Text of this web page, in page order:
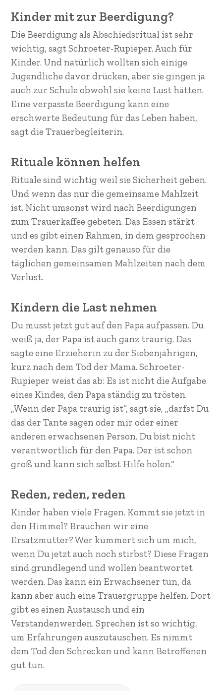
Kinder mit zur Beerdigung?
Die Beerdigung als Abschiedsritual ist sehr
wichtig, sagt Schroeter-Rupieper. Auch für
Kinder. Und natürlich wollten sich einige
Jugendliche davor drücken, aber sie gingen ja
auch zur Schule obwohl sie keine Lust hätten.
Eine verpasste Beerdigung kann eine
erschwerte Bedeutung für das Leben haben,
sagt die Trauerbegleiterin.
Rituale können helfen
Rituale sind wichtig weil sie Sicherheit geben.
Und wenn das nur die gemeinsame Mahlzeit
ist. Nicht umsonst wird nach Beerdigungen
zum Trauerkaffee gebeten. Das Essen stärkt
und es gibt einen Rahmen, in dem gesprochen
werden kann. Das gilt genauso für die
täglichen gemeinsamen Mahlzeiten nach dem
Verlust.
Kindern die Last nehmen
Du musst jetzt gut auf den Papa aufpassen. Du
weiß ja, der Papa ist auch ganz traurig. Das
sagte eine Erzieherin zu der Siebenjährigen,
kurz nach dem Tod der Mama. Schroeter-
Rupieper weist das ab: Es ist nicht die Aufgabe
eines Kindes, den Papa ständig zu trösten.
„Wenn der Papa traurig ist“, sagt sie, „darfst Du
das der Tante sagen oder mir oder einer
anderen erwachsenen Person. Du bist nicht
verantwortlich für den Papa. Der ist schon
groß und kann sich selbst Hilfe holen.“
Reden, reden, reden
Kinder haben viele Fragen. Kommt sie jetzt in
den Himmel? Brauchen wir eine
Ersatzmutter? Wer kümmert sich um mich,
wenn Du jetzt auch noch stirbst? Diese Fragen
sind grundlegend und wollen beantwortet
werden. Das kann ein Erwachsener tun, da
kann aber auch eine Trauergruppe helfen. Dort
gibt es einen Austausch und ein
Verstandenwerden. Sprechen ist so wichtig,
um Erfahrungen auszutauschen. Es nimmt
dem Tod den Schrecken und kann Betroffenen
gut tun.